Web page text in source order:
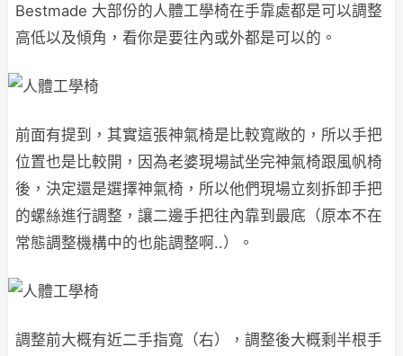
Bestmade 大部份的人體工學椅在手靠處都是可以調整
高低以及傾角，看你是要往內或外都是可以的。
前面有提到，其實這張神氣椅是比較寬敞的，所以手把
位置也是比較開，因為老婆現場試坐完神氣椅跟風帆椅
後，決定還是選擇神氣椅，所以他們現場立刻拆卸手把
的螺絲進行調整，讓二邊手把往內靠到最底（原本不在
常態調整機構中的也能調整啊..）。
調整前大概有近二手指寬（右），調整後大概剩半根手